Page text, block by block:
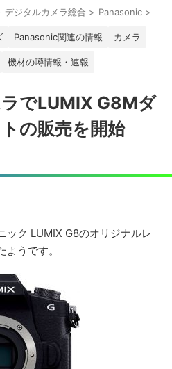
デジタルカメラ総合 > Panasonic >
Panasonic関連の情報 カメラ
機材の噂情報・速報
でLUMIX G8Mダ
の販売を開始
ック LUMIX G8のオリジナルレ
うです。